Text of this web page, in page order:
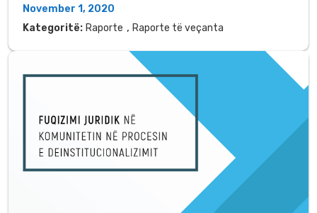
November 1, 2020
Kategoritë: Raporte , Raporte të veçanta